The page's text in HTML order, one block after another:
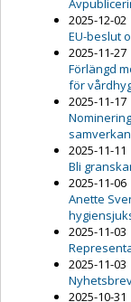
2025-12-02
EU-beslut
2025-11-27
Förlängd
för
2025-11-17
2025-11-11
Bli
2025-11-06
Anette
2025-11-03
2025-11-03
2025-10-31